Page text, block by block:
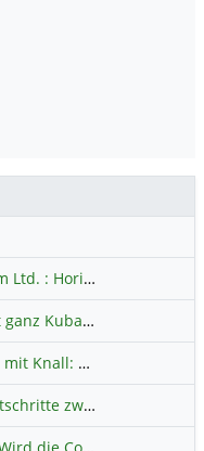
IRW-News: Horizon Petroleum Ltd. : Horizon Petroleum beginnt mit der Testförderung im Projekt Lachowice in Polen und schließt die Platzierung einer überzeichneten Wandelanleihe ab
Erneuter Strom-Blackout legt ganz Kuba lahm
Gold beendet Handelswoche mit Knall: Barrick Mining – Ist diese Aktie wieder ein Kauf?
Ölpreise fallen deutlich - Fortschritte zwischen USA und Iran belasten
Übernahmekampf eskaliert: Wird die Commerzbank italienisch?